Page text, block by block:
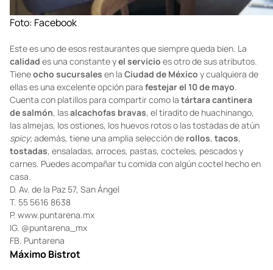
Foto:Facebook
Este es uno de esos restaurantes que siempre queda bien. La
calidades una constante yel servicioes otro de sus atributos.
Tiene ocho sucursalesen laCiudad de Méxicoy cualquiera de
ellas es una excelente opción parafestejar el 10 de mayo.
Cuenta con platillos para compartir como latártara cantinera
de salmón
alcachofas bravas
, el tiradito de huachinango,
las almejas, los ostiones, los huevos rotos o las tostadas de atún
spicy ; además, tiene una amplia selección de
tostadas , ensaladas, arroces, pastas, cocteles, pescados y
carnes. Puedes acompañar tu comida con algún coctel hecho en
casa.
D. Av. de la Paz 57, San Ángel